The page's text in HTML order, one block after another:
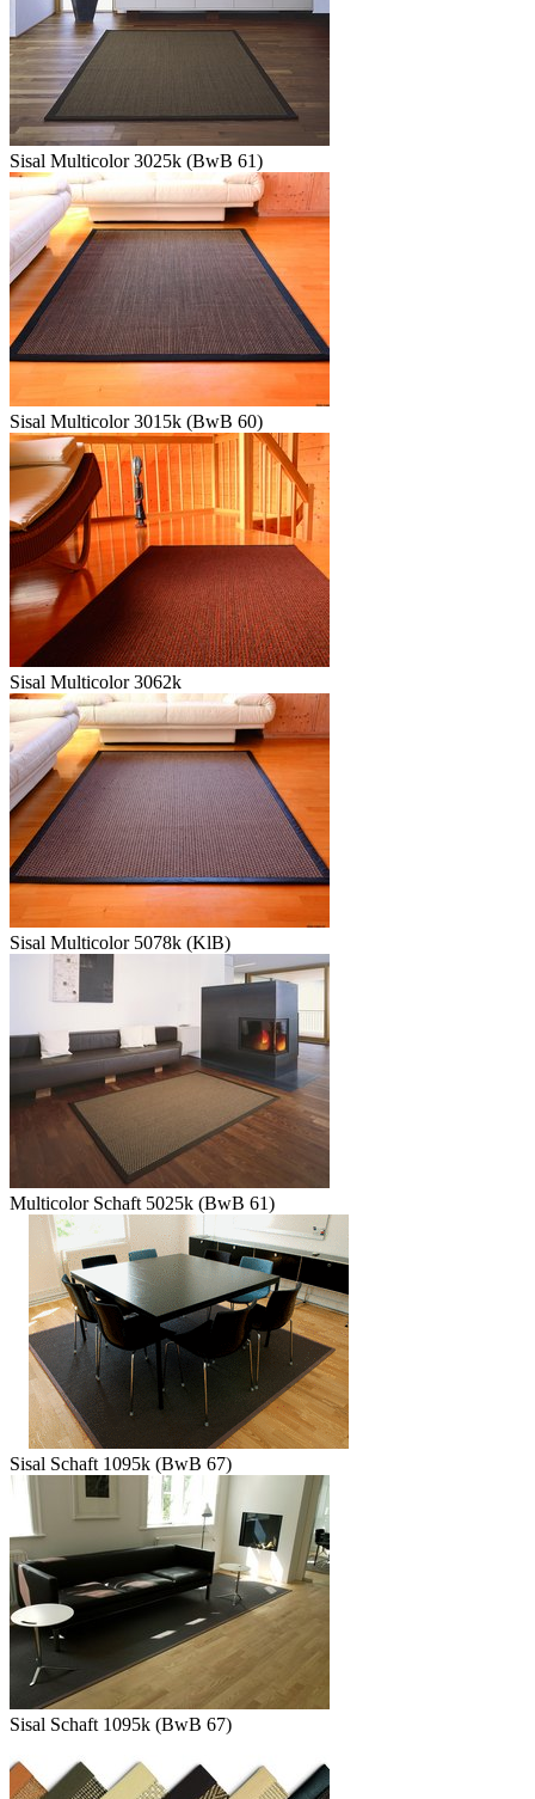
Sisal Multicolor 3025k (BwB 61)
Sisal Multicolor 3015k (BwB 60)
Sisal Multicolor 3062k
Sisal Multicolor 5078k (KlB)
Multicolor Schaft 5025k (BwB 61)
Sisal Schaft 1095k (BwB 67)
Sisal Schaft 1095k (BwB 67)